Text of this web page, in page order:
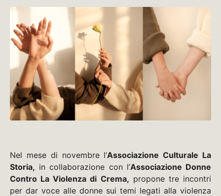
Nel mese di novembre l’Associazione Culturale La
Storia, in collaborazione con l’Associazione Donne
Contro La Violenza di Crema, propone tre incontri
per dar voce alle donne sui temi legati alla violenza